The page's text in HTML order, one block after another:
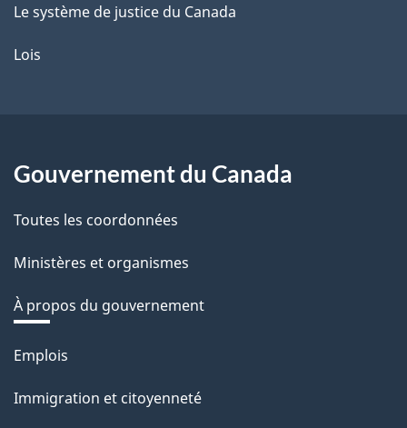
Le système de justice du Canada
Lois
Gouvernement du Canada
Toutes les coordonnées
Ministères et organismes
À propos du gouvernement
Thèmes
sujets
Emplois
Immigration et citoyenneté